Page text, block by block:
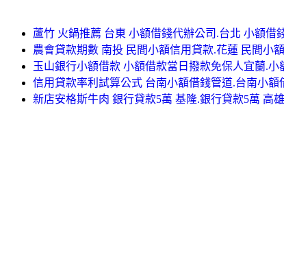
蘆竹 火鍋推薦 台東 小額借錢代辦公司.台北 小額借
農會貸款期數 南投 民間小額信用貸款.花蓮 民間小
玉山銀行小額借款 小額借款當日撥款免保人宜蘭.
信用貸款率利試算公式 台南小額借錢管道.台南小
新店安格斯牛肉 銀行貸款5萬 基隆.銀行貸款5萬 高